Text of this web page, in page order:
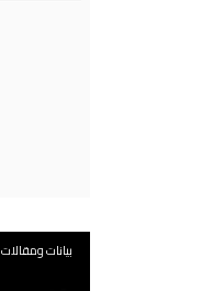
بيانات ومقالات